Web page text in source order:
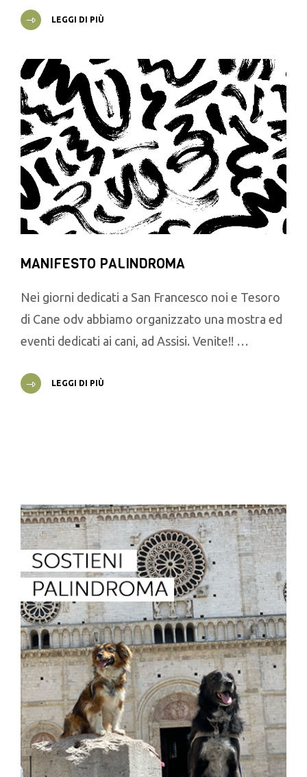
LEGGI DI PIÙ
MANIFESTO PALINDROMA
Nei giorni dedicati a San Francesco noi e Tesoro
di Cane odv abbiamo organizzato una mostra ed
eventi dedicati ai cani, ad Assisi. Venite!! …
LEGGI DI PIÙ